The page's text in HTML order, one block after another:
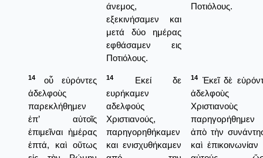
άνεμος,
εξεκινήσαμεν και
μετά δύο ημέρας
εφθάσαμεν εις
Ποτιόλους.
Ποτιόλους.
14
οὗ εὑρόντες
ἀδελφοὺς
παρεκλήθημεν
ἐπ’ αὐτοῖς
ἐπιμεῖναι ἡμέρας
ἑπτά, καὶ οὕτως
14
Εκεί δε
ευρήκαμεν
αδελφούς
Χριστιανούς,
παρηγορηθήκαμεν
και ενισχυθήκαμεν
14
Ἐκεῖ δὲ
ἀδελφοὺς
Χριστιανοὺς
παρηγορήθημεν
ἀπὸ τὴν
καὶ ἐπικοινωνίαν